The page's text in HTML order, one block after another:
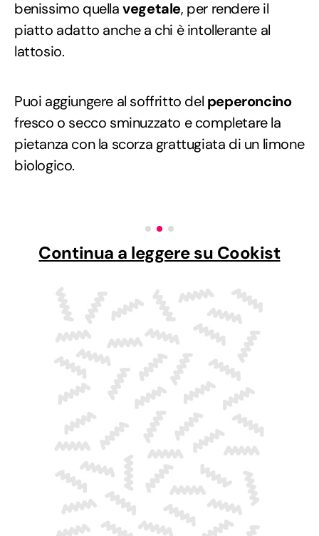
benissimo quellavegetale, per rendere il
piatto adatto anche a chi è intollerante al
lattosio.
Puoi aggiungere al soffritto del peperoncino
fresco o secco sminuzzato e completare la
pietanza con la scorza grattugiata di un limone
biologico.
Continua a leggere su Cookist